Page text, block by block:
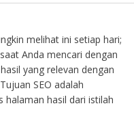
melihat ini setiap hari;
Anda mencari dengan
yang relevan dengan
SEO adalah
halaman hasil dari istilah